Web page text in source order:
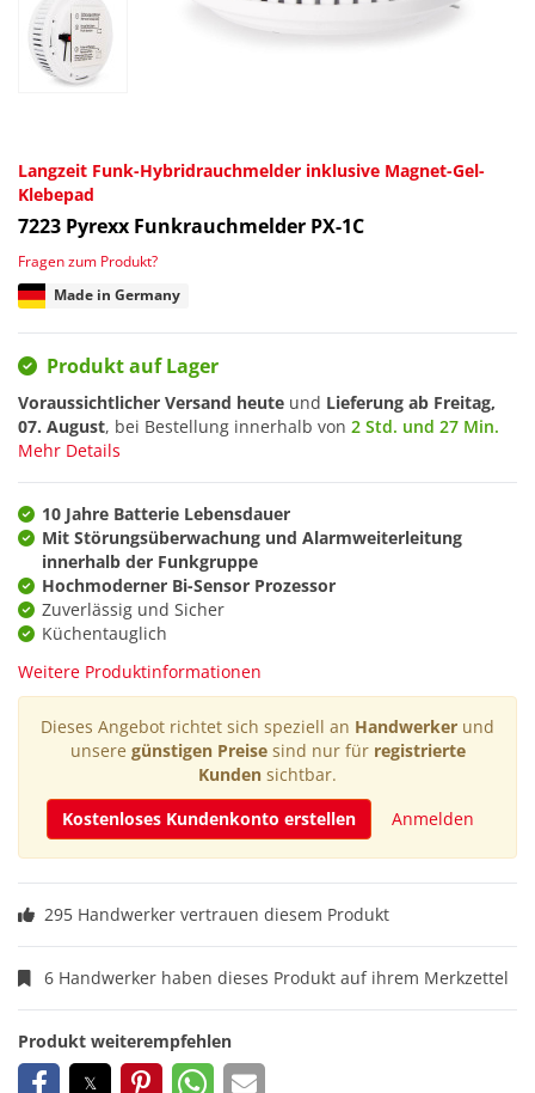
Langzeit Funk-Hybridrauchmelder inklusive Magnet-Gel-
Klebepad
7223 Pyrexx Funkrauchmelder PX-1C
Fragen zum Produkt?
Made in Germany
Produkt auf Lager
Voraussichtlicher Versand heute und Lieferung ab Freitag,
07. August, bei Bestellung innerhalb von 2 Std. und 27 Min.
Mehr Details
10 Jahre Batterie Lebensdauer
Mit Störungsüberwachung und Alarmweiterleitung
innerhalb der Funkgruppe
Hochmoderner Bi-Sensor Prozessor
Zuverlässig und Sicher
Küchentauglich
Weitere Produktinformationen
Dieses Angebot richtet sich speziell an Handwerker und
unsere günstigen Preisesind nur für registrierte
Kunden sichtbar.
Kostenloses Kundenkonto erstellen
Anmelden
295 Handwerker vertrauen diesem Produkt
6 Handwerker haben dieses Produkt auf ihrem Merkzettel
Produkt weiterempfehlen